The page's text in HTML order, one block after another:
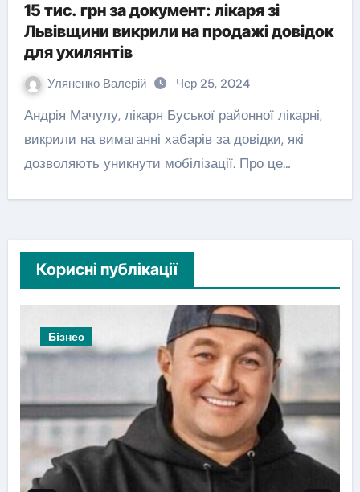
15 тис. грн за документ: лікаря зі
Львівщини викрили на продажі довідок
для ухилянтів
Уляненко Валерій Чер 25, 2024
Андрія Мачулу, лікаря Буської районної лікарні,
викрили на вимаганні хабарів за довідки, які
дозволяють уникнути мобілізації. Про це…
Корисні публікації
Бізнес